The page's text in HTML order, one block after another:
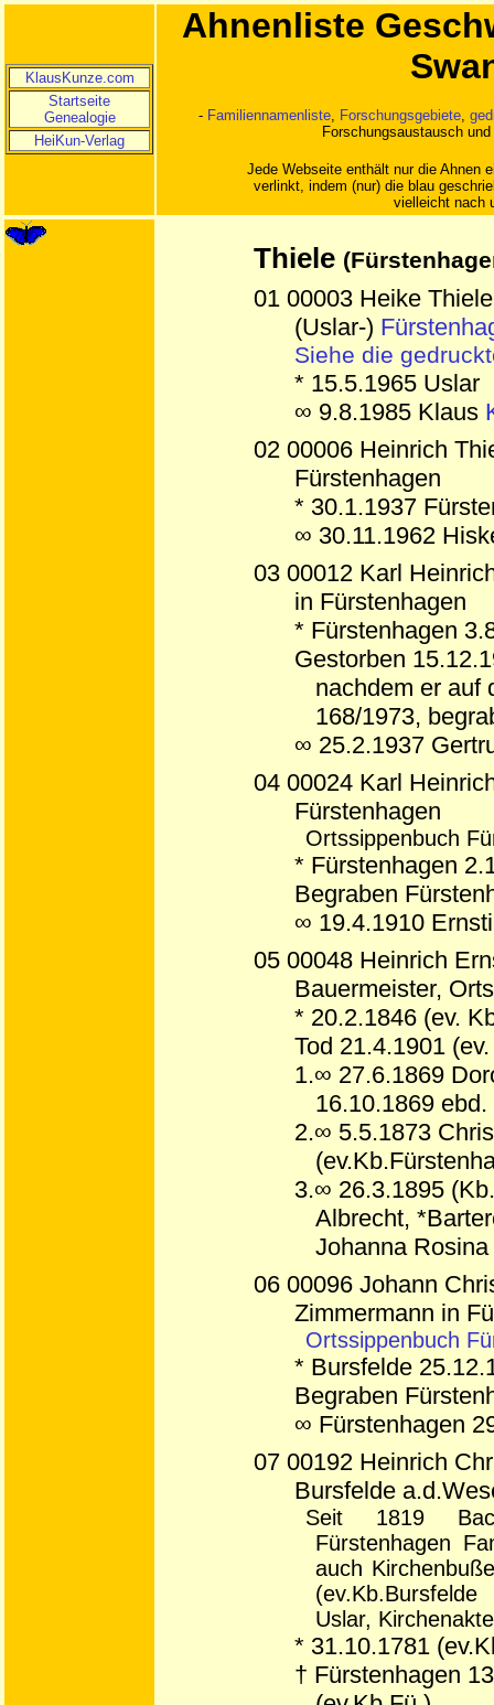
KlausKunze.com
Startseite
Genealogie
HeiKun-Verlag
Ahnenliste
- Familiennamenliste, Forschungsgebiete,
Forschungsaustausch
Jede Webseite enthält nur die Ahnen
verlinkt, indem (nur) die blau
vielleicht nach
Thiele
01 00003 Heike
(Uslar-)
Siehe die
* 15.5.1965 Uslar
∞ 9.8.1985 Klaus
02 00006 Heinrich
Fürstenhagen
* 30.1.1937
∞ 30.11.1962
03 00012 Karl
in Fürstenhagen
* Fürstenhagen
Gestorben
nachdem er auf
168/1973,
∞ 25.2.1937
04 00024 Karl
Fürstenhagen
Ortssippenbuch
* Fürstenhagen
Begraben
∞ 19.4.1910
05 00048 Heinrich
Bauermeister,
* 20.2.1846 (ev.
Tod 21.4.1901
1.∞ 27.6.1869
16.10.1869 ebd.
2.∞ 5.5.1873
3.∞ 26.3.1895
Albrecht,
Johanna
06 00096 Johann
Zimmermann in
Ortssippenbuch
* Bursfelde
Begraben
∞ Fürstenhagen
07 00192 Heinrich
Bursfelde
Seit 1819
Fürstenhagen
auch
Uslar,
* 31.10.1781
† Fürstenhagen